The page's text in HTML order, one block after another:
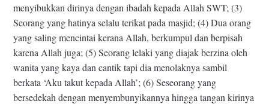
menyibukkan dirinya dengan ibadah kepada Allah SWT; (3)
Seorang yang hatinya selalu terikat pada masjid; (4) Dua orang
yang saling mencintai kerana Allah, berkumpul dan berpisah
karena Allah juga; (5) Seorang lelaki yang diajak berzina oleh
wanita yang kaya dan cantik tapi dia menolaknya sambil
berkata ‘Aku takut kepada Allah’; (6) Seseorang yang
bersedekah dengan menyembunyikannya hingga tangan kirinya